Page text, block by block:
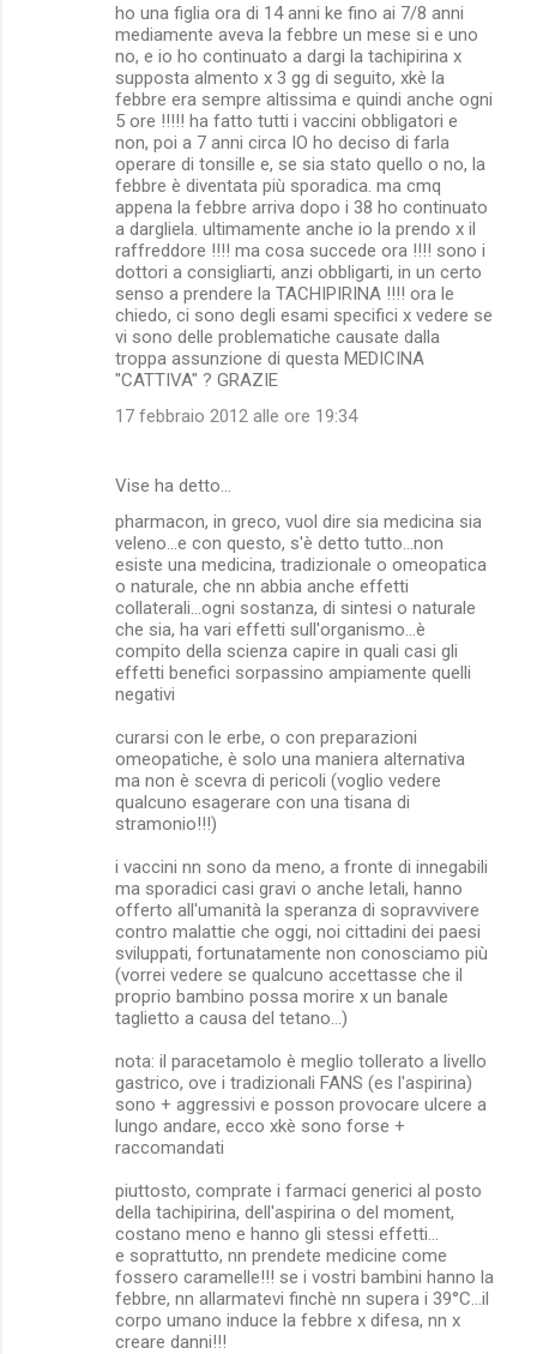
ho una figlia ora di 14 anni ke fino ai 7/8 anni
mediamente aveva la febbre un mese si e uno
no, e io ho continuato a dargi la tachipirina x
supposta almento x 3 gg di seguito, xkè la
febbre era sempre altissima e quindi anche ogni
5 ore !!!!! ha fatto tutti i vaccini obbligatori e
non, poi a 7 anni circa IO ho deciso di farla
operare di tonsille e, se sia stato quello o no, la
febbre è diventata più sporadica. ma cmq
appena la febbre arriva dopo i 38 ho continuato
a dargliela. ultimamente anche io la prendo x il
raffreddore !!!! ma cosa succede ora !!!! sono i
dottori a consigliarti, anzi obbligarti, in un certo
senso a prendere la TACHIPIRINA !!!! ora le
chiedo, ci sono degli esami specifici x vedere se
vi sono delle problematiche causate dalla
troppa assunzione di questa MEDICINA
"CATTIVA" ? GRAZIE
17 febbraio 2012 alle ore 19:34
Vise ha detto…
pharmacon, in greco, vuol dire sia medicina sia
veleno...e con questo, s'è detto tutto...non
esiste una medicina, tradizionale o omeopatica
o naturale, che nn abbia anche effetti
collaterali...ogni sostanza, di sintesi o naturale
che sia, ha vari effetti sull'organismo...è
compito della scienza capire in quali casi gli
effetti benefici sorpassino ampiamente quelli
negativi
curarsi con le erbe, o con preparazioni
omeopatiche, è solo una maniera alternativa
ma non è scevra di pericoli (voglio vedere
qualcuno esagerare con una tisana di
stramonio!!!)
i vaccini nn sono da meno, a fronte di innegabili
ma sporadici casi gravi o anche letali, hanno
offerto all'umanità la speranza di sopravvivere
contro malattie che oggi, noi cittadini dei paesi
sviluppati, fortunatamente non conosciamo più
(vorrei vedere se qualcuno accettasse che il
proprio bambino possa morire x un banale
taglietto a causa del tetano...)
nota: il paracetamolo è meglio tollerato a livello
gastrico, ove i tradizionali FANS (es l'aspirina)
sono + aggressivi e posson provocare ulcere a
lungo andare, ecco xkè sono forse +
raccomandati
piuttosto, comprate i farmaci generici al posto
della tachipirina, dell'aspirina o del moment,
costano meno e hanno gli stessi effetti...
e soprattutto, nn prendete medicine come
fossero caramelle!!! se i vostri bambini hanno la
febbre, nn allarmatevi finchè nn supera i 39°C...il
corpo umano induce la febbre x difesa, nn x
creare danni!!!